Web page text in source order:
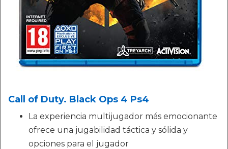
Call of Duty. Black Ops 4 Ps4
La experiencia multijugador más emocionante
ofrece una jugabilidad táctica y sólida y
opciones para el jugador